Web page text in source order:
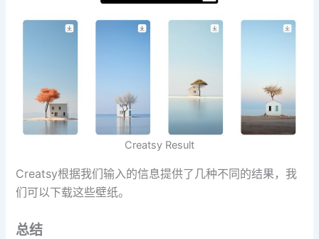
Creatsy Result
Creatsy根据我们输入的信息提供了几种不同的结果，我
们可以下载这些壁纸。
总结